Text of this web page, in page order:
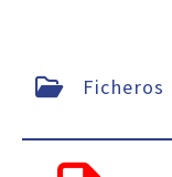
Ficheros